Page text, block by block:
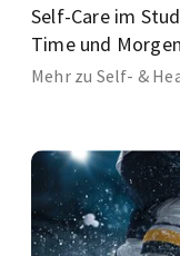
Self-Care im
Time und
Selbstfürsorge
Mehr zu Self- &